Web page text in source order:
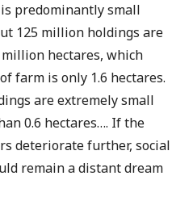
predominantly small
125 million holdings are
hectares, which
farm is only 1.6 hectares.
are extremely small
0.6 hectares…. If the
deteriorate further, social
remain a distant dream